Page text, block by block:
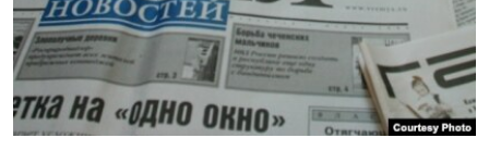
ᲛᲝᲚᲐᲞᲐᲠᲐᲙᲔ ᲢᲔᲥᲡᲢᲔᲑᲘ
ᲨᲘᲜ - ᲣᲪᲮᲝᲔᲗᲨᲘ
ᲚᲘᲢᲔᲠᲐᲢᲣᲠᲣᲚᲘ ᲬᲐᲮᲜᲐᲒᲔᲑᲘ
ᲐᲛᲔᲠᲘᲙᲣᲚᲘ ᲛᲝᲗᲮᲠᲝᲑᲐ
ᲩᲔᲛᲘ ᲡᲘᲙᲕᲓᲘᲚᲘᲡ ᲛᲘᲖᲔᲖᲘᲐ COVID-19
11 ᲬᲔᲚᲘ - 11 ᲐᲛᲑᲐᲕᲘ
ᲡᲐᲞᲐᲠᲚᲐᲛᲔᲜᲢᲝ ᲐᲠᲩᲔᲕᲜᲔᲑᲘᲡ ᲘᲡᲢᲝᲠᲘᲐ
ᲑᲐᲕᲨᲕᲔᲑᲘ ᲞᲠᲝᲡᲢᲘᲢᲣᲪᲘᲐᲨᲘ - ᲐᲛᲝᲣᲗᲥᲛᲔᲚᲘ ᲐᲛᲑᲐᲕᲘ
ᲒᲐᲛᲝᲘᲬᲔᲠᲔ